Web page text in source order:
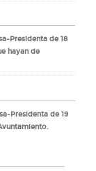
Presidenta de 18
hayan de
Presidenta de 19